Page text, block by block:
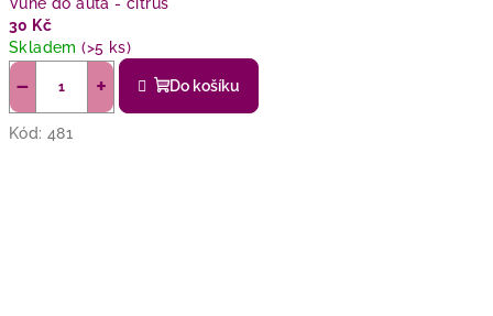
30 Kč
Skladem(>5 ks)
+
− Do košíku
Kód: 481